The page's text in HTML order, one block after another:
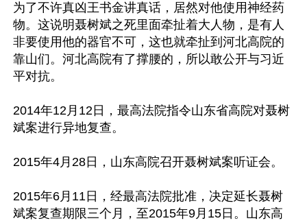
为了不许真凶王书金讲真话，居然对他使用神经药
物。这说明聂树斌之死里面牵扯着大人物，是有人
非要使用他的器官不可，这也就牵扯到河北高院的
靠山们。河北高院有了撑腰的，所以敢公开与习近
平对抗。
2014年12月12日，最高法院指令山东省高院对聂树
斌案进行异地复查。
2015年4月28日，山东高院召开聂树斌案听证会。
2015年6月11日，经最高法院批准，决定延长聂树
斌案复查期限三个月，至2015年9月15日。山东高